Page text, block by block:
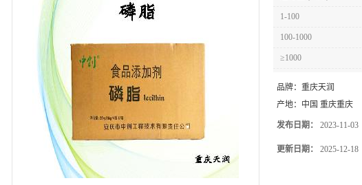
1-100
100-1000
≥1000
品牌： 重庆天润
产地： 中国 重庆重庆
发布日期： 2023-11-03
更新日期： 2025-12-18